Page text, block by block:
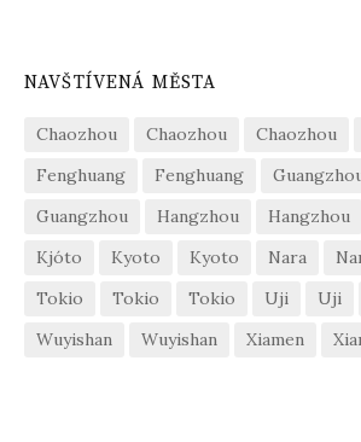
NAVŠTÍVENÁ MĚSTA
Chaozhou Chaozhou Chaozhou
Fenghuang
Fenghuang
Guangzhou
Hangzhou Hangzhou
Kjóto
Kyoto Kyoto Nara
Tokio
Tokio Tokio Uji Uji
Wuyishan
Wuyishan Xiamen